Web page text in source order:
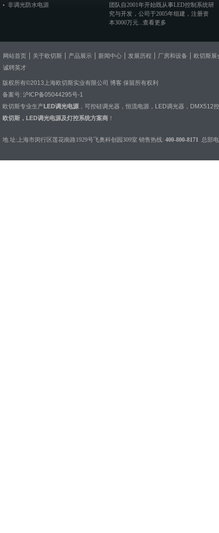
非调光防水电源
团队自2001年开始既从事LED控制系统研
究与开发，公司于2005年组建，注册资
本3000万元...查看更多
网站首页 关于欧切斯 产品展示 新闻中心 发展历程 厂房和设备
欧切斯展
诚聘英才
版权所有©2013上海欧切斯实业有限公司 博客 保留所有权利
备案号: 沪ICP备05044295号-1
欧切斯专业生产LED调光电源 ， 可控硅调光器 ， 恒流电源 ， LED调光器 ， DMX512
欧切斯，LED调光电源及灯控系统方案商 ！
地 址:上海市闵行区莲花南路1929号飞奥科创园309室 销售热线: 400-800-8171 总部